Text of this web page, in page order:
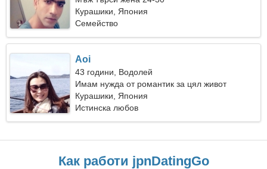
Курашики, Япония
Семейство
Aoi
43 години, Водолей
Имам нужда от романтик за цял живот
Курашики, Япония
Истинска любов
Как работи jpnDatingGo